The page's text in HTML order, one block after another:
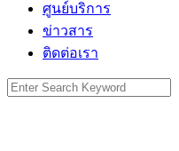
ศูนย์บริการ
ข่าวสาร
ติดต่อเรา
Search
for: